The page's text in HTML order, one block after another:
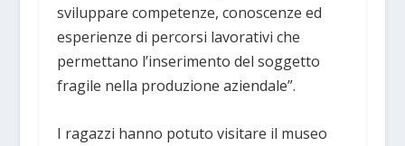
sviluppare competenze, conoscenze ed
esperienze di percorsi lavorativi che
permettano l’inserimento del soggetto
fragile nella produzione aziendale”.
I ragazzi hanno potuto visitare il museo